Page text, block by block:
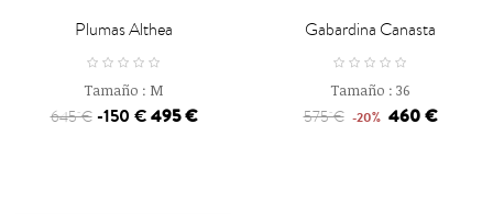
Plumas Althea
Tamaño : M
645 € -150 €495 €
Gabardina Canasta
Tamaño : 36
575 € -20% 460 €